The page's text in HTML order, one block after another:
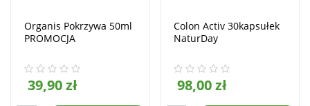
Organis Pokrzywa 50ml
PROMOCJA
39,90 zł
Colon Activ 30kapsułek
NaturDay
98,00 zł